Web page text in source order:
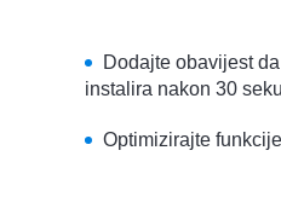
Dodajte obavijest
instalira nakon 30
Optimizirajte